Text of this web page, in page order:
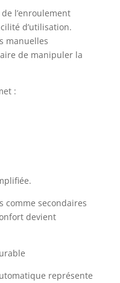
l’enroulement
d’utilisation.
manuelles
de manipuler la
:
comme secondaires
devient
représente